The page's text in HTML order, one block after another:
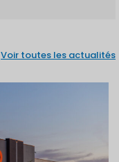
Voir toutes les actualités